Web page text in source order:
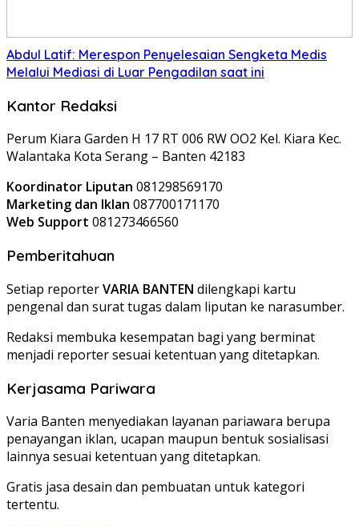
Abdul Latif: Merespon Penyelesaian Sengketa Medis
Melalui Mediasi di Luar Pengadilan saat ini
Kantor Redaksi
Perum Kiara Garden H 17 RT 006 RW OO2 Kel. Kiara Kec.
Walantaka Kota Serang – Banten 42183
Koordinator Liputan 081298569170
Marketing dan Iklan 087700171170
Web Support 081273466560
Pemberitahuan
Setiap reporterVARIA BANTEN dilengkapi kartu
pengenal dan surat tugas dalam liputan ke narasumber.
Redaksi membuka kesempatan bagi yang berminat
menjadi reporter sesuai ketentuan yang ditetapkan.
Kerjasama Pariwara
Varia Banten menyediakan layanan pariawara berupa
penayangan iklan, ucapan maupun bentuk sosialisasi
lainnya sesuai ketentuan yang ditetapkan.
Gratis jasa desain dan pembuatan untuk kategori
tertentu.